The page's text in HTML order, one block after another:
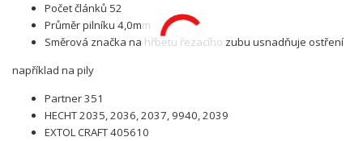
Počet článků 52
Průměr pilníku 4,0mm
Směrová značka na hřbetu řezacího zubu usnadňuje ostření
například na pily
Partner 351
HECHT 2035, 2036, 2037, 9940, 2039
EXTOL CRAFT 405610